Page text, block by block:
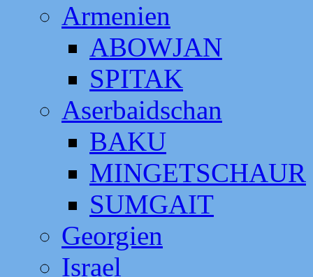
Armenien
ABOWJAN
SPITAK
Aserbaidschan
BAKU
MINGETSCHAUR
SUMGAIT
Georgien
Israel